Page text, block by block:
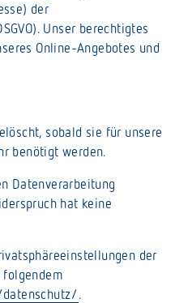
der
Unser berechtigtes
Online-Angebotes und
sobald sie für unsere
benötigt werden.
Datenverarbeitung
hat keine
der
folgendem
.